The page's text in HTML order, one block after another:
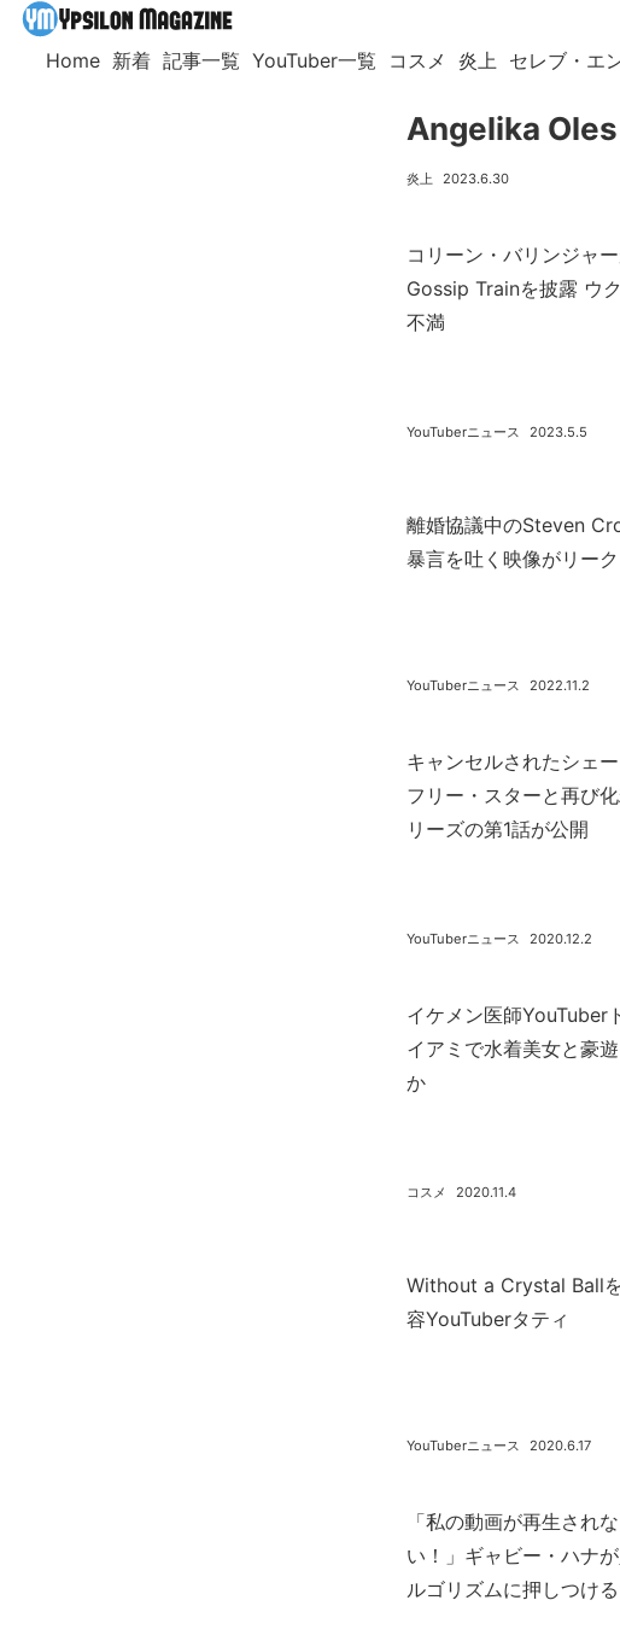
Home 新着 記事一覧 YouTuber一覧 コスメ 炎上 セレブ・エ
Angelika Oles
コリーン・バリンジャ
Gossip Trainを披露 ウ
不満
2023.6.30
炎上
離婚協議中のSteven
暴言を吐く映像がリー
2023.5.5
YouTuberニュース
キャンセルされたシェ
フリー・スターと再び
リーズの第1話が公開
2022.11.2
YouTuberニュース
イケメン医師YouTuber
イアミで水着美女と豪
か
2020.12.2
YouTuberニュース
Without a Crystal Ball
容YouTuberタティ
2020.11.4
コスメ
「私の動画が再生され
い！」ギャビー・ハナ
ルゴリズムに押しつける
2020.6.17
YouTuberニュース